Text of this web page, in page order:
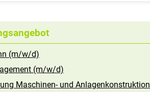
(m/w/d)
(m/w/d)
Maschinen- und Anlagenkonstruktion